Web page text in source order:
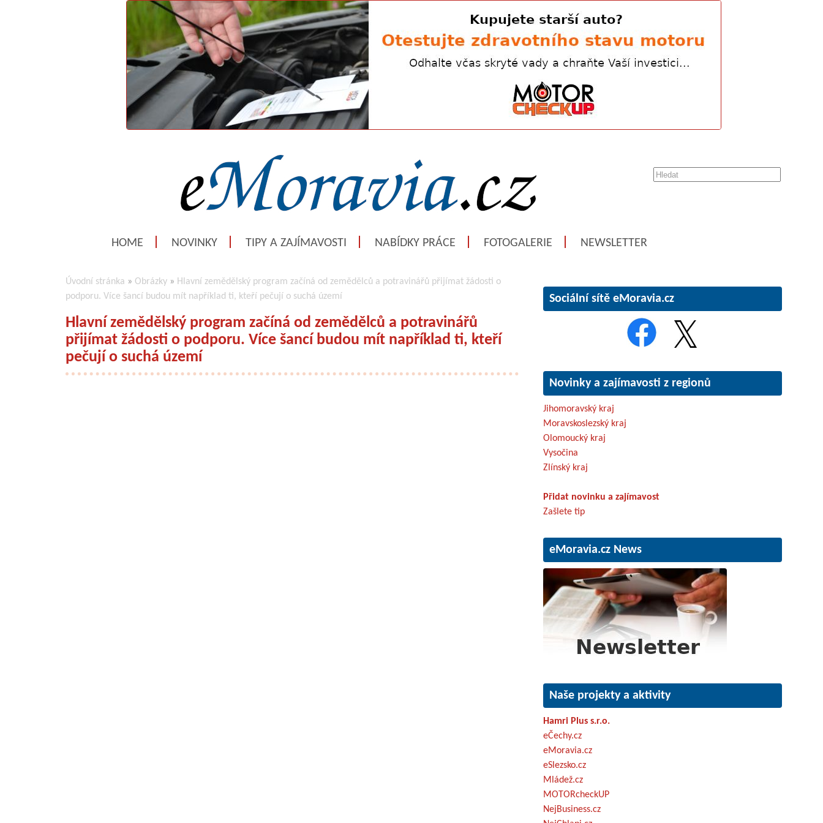
HOME NOVINKY TIPY A ZAJÍMAVOSTI NABÍDKY PRÁCE FOTOGALERIE NEWSLETTER
Úvodní stránka » Obrázky » Hlavní zemědělský program začíná od zemědělců a potravinářů přijímat žádosti o
podporu. Více šancí budou mít například ti, kteří pečují o suchá území
Hlavní zemědělský program začíná od zemědělců a potravinářů
přijímat žádosti o podporu. Více šancí budou mít například ti, kteří
pečují o suchá území
Sociální sítě eMoravia.cz
Novinky a zajímavosti z regionů
Jihomoravský kraj
Moravskoslezský kraj
Olomoucký kraj
Vysočina
Zlínský kraj
Přidat novinku a zajímavost
Zašlete tip
eMoravia.cz News
Naše projekty a aktivity
Hamri Plus s.r.o.
eČechy.cz
eMoravia.cz
eSlezsko.cz
Mládež.cz
MOTORcheckUP
NejBusiness.cz